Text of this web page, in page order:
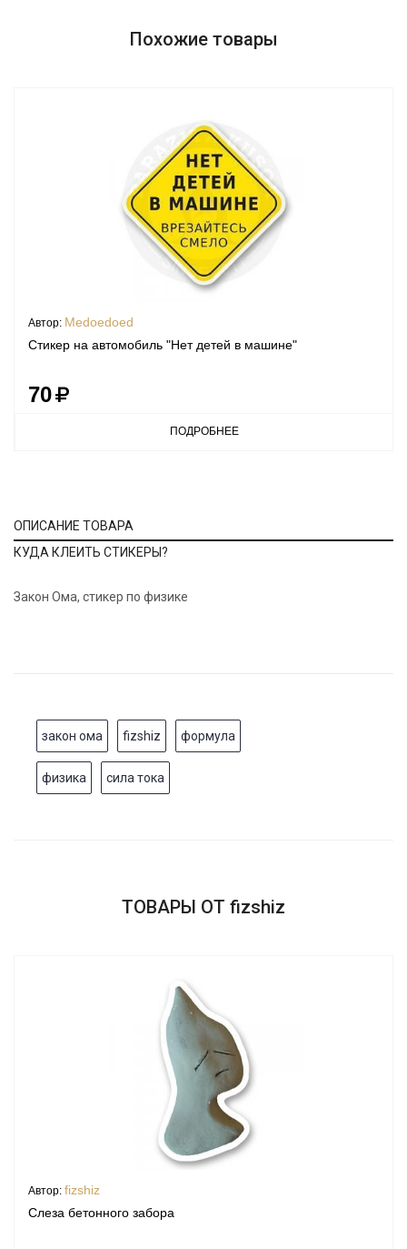
Похожие товары
Автор: Medoedoed
Стикер на автомобиль "Нет детей в машине"
70
ПОДРОБНЕЕ
ОПИСАНИЕ ТОВАРА
КУДА КЛЕИТЬ СТИКЕРЫ?
Закон Ома, стикер по физике
закон ома fizshiz формула
физика сила тока
ТОВАРЫ ОТ fizshiz
Автор: fizshiz
Слеза бетонного забора